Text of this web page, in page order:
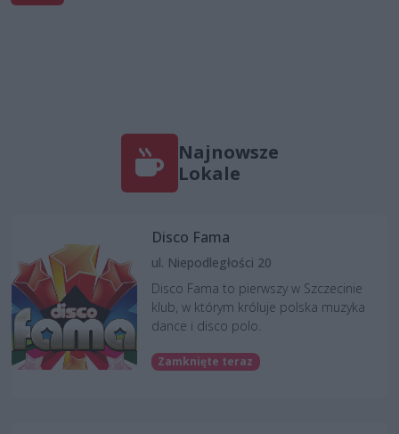
Najnowsze
Lokale
Disco Fama
ul. Niepodległości 20
Disco Fama to pierwszy w Szczecinie
klub, w którym króluje polska muzyka
dance i disco polo.
Zamknięte teraz